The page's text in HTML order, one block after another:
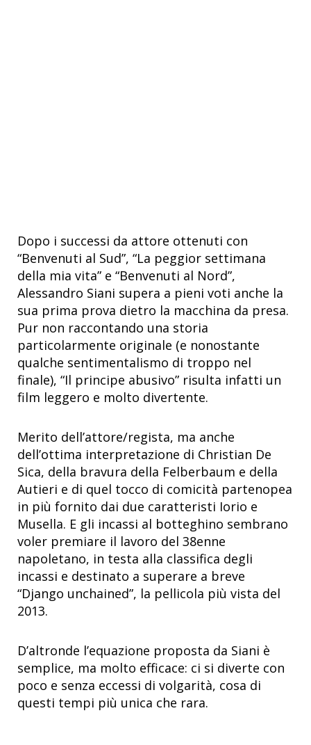
Dopo i successi da attore ottenuti con
“Benvenuti al Sud”, “La peggior settimana
della mia vita” e “Benvenuti al Nord”,
Alessandro Siani supera a pieni voti anche la
sua prima prova dietro la macchina da presa.
Pur non raccontando una storia
particolarmente originale (e nonostante
qualche sentimentalismo di troppo nel
finale), “Il principe abusivo” risulta infatti un
film leggero e molto divertente.
Merito dell’attore/regista, ma anche
dell’ottima interpretazione di Christian De
Sica, della bravura della Felberbaum e della
Autieri e di quel tocco di comicità partenopea
in più fornito dai due caratteristi Iorio e
Musella. E gli incassi al botteghino sembrano
voler premiare il lavoro del 38enne
napoletano, in testa alla classifica degli
incassi e destinato a superare a breve
“Django unchained”, la pellicola più vista del
2013.
D’altronde l’equazione proposta da Siani è
semplice, ma molto efficace: ci si diverte con
poco e senza eccessi di volgarità, cosa di
questi tempi più unica che rara.